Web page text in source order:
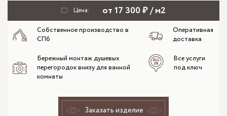
Цена: от 17 300 ₽ / м2
Собственное производство в
СПб
Оперативная
доставка
Бережный монтаж душевых
перегородок внизу для ванной
комнаты
Все услуги
под ключ
Заказать изделие